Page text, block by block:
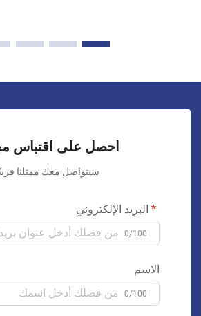
احصل على اقتباس
سيتواصل معك ممثلنا
البريد الإلكتروني
0/100
الاسم
0/100